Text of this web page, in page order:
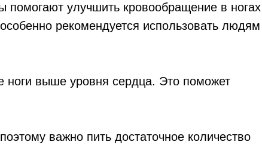
помогают улучшить кровообращение в ногах
рекомендуется использовать людям
ноги выше уровня сердца. Это поможет
важно пить достаточное количество